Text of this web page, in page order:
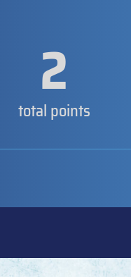
2
total points